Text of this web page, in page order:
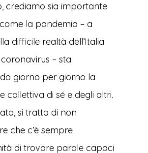
crediamo sia importante
la pandemia – a
difficile realtà dell’Italia
– sta
giorno per giorno la
collettiva di sé e degli altri.
si tratta di non
che c’è sempre
di trovare parole capaci